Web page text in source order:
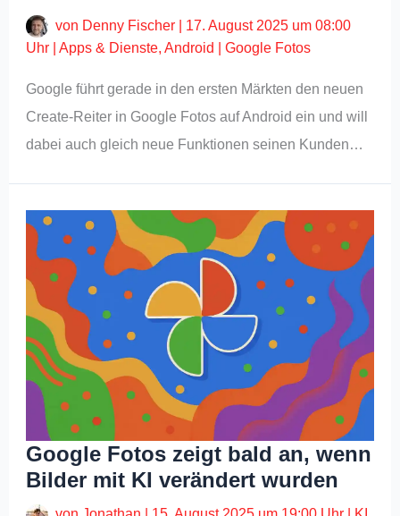
von Denny Fischer
17. August 2025 um 08:00
Uhr |Apps & Dienste,Android |Google Fotos
Google führt gerade in den ersten Märkten den neuen
Create-Reiter in Google Fotos auf Android ein und will
dabei auch gleich neue Funktionen seinen Kunden…
Google Fotos zeigt bald an, wenn
Bilder mit KI verändert wurden